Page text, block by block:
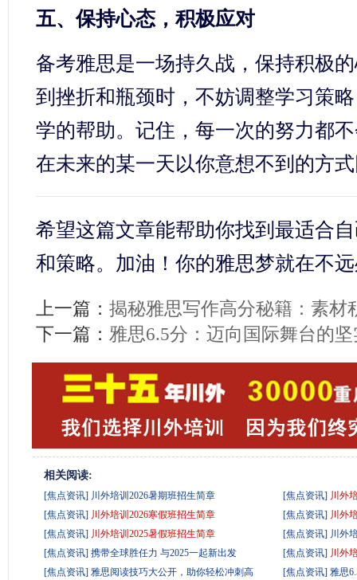
五、保持心态，积极应对
备考雅思是一场持久战，保持积极
到挫折和瓶颈时，不妨调整学习策
学的帮助。记住，每一次的努力都
在未来的某一天以你意想不到的方
希望这篇文章能帮助你找到最适合
和策略。加油！你的雅思梦就在不
上一篇： 揭秘雅思写作高分秘籍：素材
下一篇： 雅思6.5分：迈向国际舞台的
相关阅读:
[焦点资讯] 川外培训2026暑期班招生简章 [焦点资讯] 川外
[焦点资讯] 川外培训2026寒假班招生简章 [焦点资讯] 川外
[焦点资讯] 川外培训2025暑假班招生简章 [焦点资讯] 川外
[焦点资讯] 携带全球胜任力 与2025一起新出发 [焦点资讯] 川外
[焦点资讯] 雅思阅读技巧大公开，助你轻松冲刺高 [焦点资讯] 雅思